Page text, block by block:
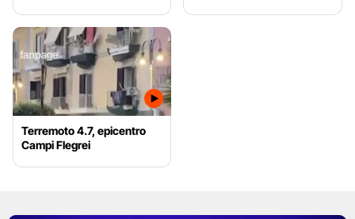
Terremoto 4.7, epicentro
Campi Flegrei